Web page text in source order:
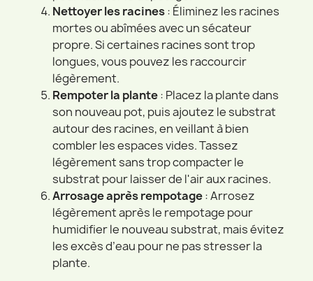
Nettoyer les racines: Éliminez les racines
mortes ou abîmées avec un sécateur
propre. Si certaines racines sont trop
longues, vous pouvez les raccourcir
légèrement.
Rempoter la plante: Placez la plante dans
son nouveau pot, puis ajoutez le substrat
autour des racines, en veillant à bien
combler les espaces vides. Tassez
légèrement sans trop compacter le
substrat pour laisser de l'air aux racines.
Arrosage après rempotage: Arrosez
légèrement après le rempotage pour
humidifier le nouveau substrat, mais évitez
les excès d’eau pour ne pas stresser la
plante.